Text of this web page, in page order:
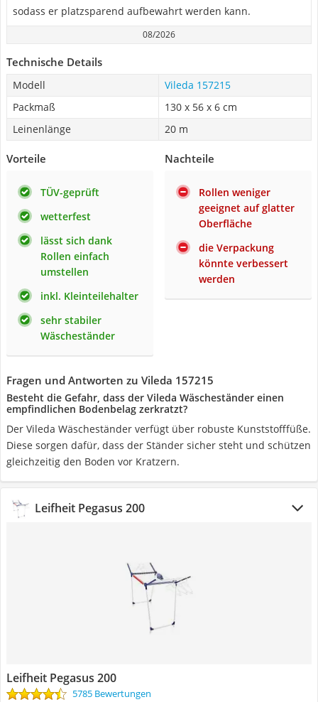
sodass er platzsparend aufbewahrt werden kann.
08/2026
Technische Details
Modell
Vileda 157215
Packmaß
130 x 56 x 6 cm
Leinenlänge
20 m
Vorteile
TÜV-geprüft
wetterfest
lässt sich dank
Rollen einfach
umstellen
inkl. Kleinteilehalter
sehr stabiler
Wäscheständer
Nachteile
Rollen weniger
geeignet auf glatter
Oberfläche
die Verpackung
könnte verbessert
werden
Fragen und Antworten zu Vileda 157215
Besteht die Gefahr, dass der Vileda Wäscheständer einen
empfindlichen Bodenbelag zerkratzt?
Der Vileda Wäscheständer verfügt über robuste Kunststofffüße.
Diese sorgen dafür, dass der Ständer sicher steht und schützen
gleichzeitig den Boden vor Kratzern.
Leifheit Pegasus 200
Leifheit Pegasus 200
5785 Bewertungen